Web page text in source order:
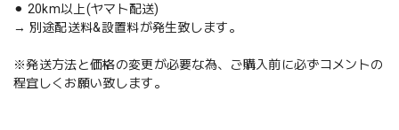
⚫︎ 20km以上(ヤマト配送)
→ 別途配送料&設置料が発生致します。
※発送方法と価格の変更が必要な為、ご購入前に必ずコメントの
程宜しくお願い致します。